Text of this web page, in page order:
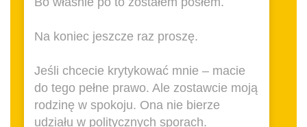
Na koniec jeszcze raz proszę.
Jeśli chcecie krytykować mnie – macie
do tego pełne prawo. Ale zostawcie moją
rodzinę w spokoju. Ona nie bierze
udziału w politycznych sporach.